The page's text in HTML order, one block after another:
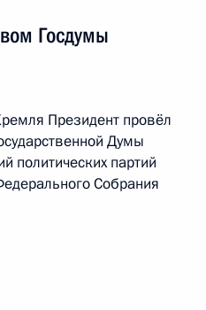
Госдумы
Президент провёл
Думы
политических партий
Собрания